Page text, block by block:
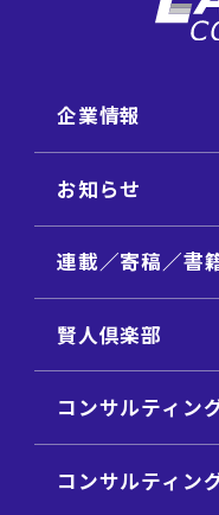
企業情報
お知らせ
連載／寄稿／書
賢人倶楽部
コンサルティン
コンサルティン